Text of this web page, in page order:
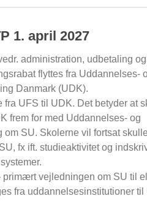
1. april 2027
administration, udbetaling og
flyttes fra Uddannelses-
Danmark (UDK).
fra UFS til UDK. Det betyder at
frem for med Uddannelses- og
om SU. Skolerne vil fortsat skulle
fx ift. studieaktivitet og
primært vejledningen om SU til
fra uddannelsesinstitutioner til